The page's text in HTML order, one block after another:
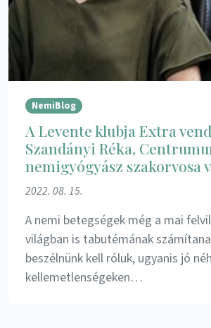
NemiBlog
A Levente klubja Extra
Szandányi Réka,
nemigyógyász szakorvosa
2022. 08. 15.
A nemi betegségek még a mai
világban is tabutémának
beszélnünk kell róluk, ugyanis jó
kellemetlenségeken…